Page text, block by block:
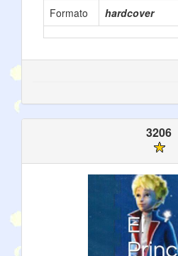
Formato
hardcover
3206